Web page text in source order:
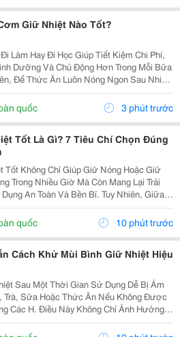
Giữ Nhiệt Nào Tốt?
Làm Hay Đi Học Giúp Tiết Kiệm Chi Phí,
Dưỡng Và Chủ Động Hơn Trong Mỗi Bữa
Để Thức Ăn Luôn Nóng Ngon Sau Nhiều
Chọn Một Chiếc Hộp Cơm Giữ Nhiệt Nào
Rất Quan Trọng. Bài Viết Dưới Đây Sẽ...
quốc 3 phút trước
Tốt Là Gì? 7 Tiêu Chí Chọn Đúng
Tốt Không Chỉ Giúp Giữ Nóng Hoặc Giữ
Trong Nhiều Giờ Mà Còn Mang Lại Trải
An Toàn Và Bền Bỉ. Tuy Nhiên, Giữa
Mã Trên Thị Trường, Không Phải Sản
Cũng Đáp Ứng Được Chất Lượng Như Mong
quốc 10 phút trước
Cách Khử Mùi Bình Giữ Nhiệt Hiệu
Sau Một Thời Gian Sử Dụng Dễ Bị Ám
Trà, Sữa Hoặc Thức Ăn Nếu Không Được
Các H. Điều Này Không Chỉ Ảnh Hưởng
Đồ Uống Mà Còn Gây Mất Vệ Sinh. Hãy
Những Cách Khử Mùi Bình Giữ Nhiệt